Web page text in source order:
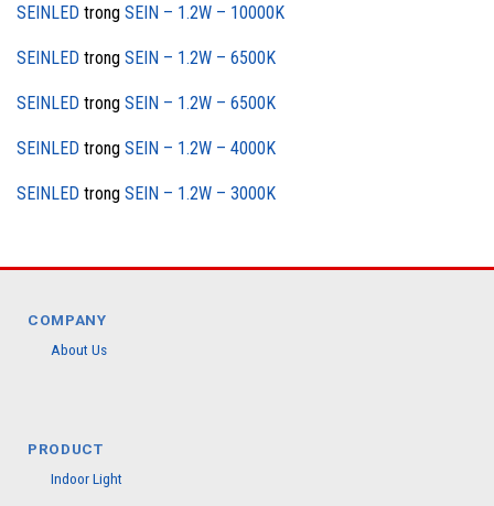
SEINLED trong SEIN – 1.2W – 10000K
SEINLED trong SEIN – 1.2W – 6500K
SEINLED trong SEIN – 1.2W – 6500K
SEINLED trong SEIN – 1.2W – 4000K
SEINLED trong SEIN – 1.2W – 3000K
COMPANY
About Us
PRODUCT
Indoor Light